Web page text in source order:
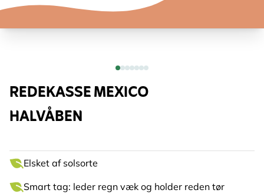
REDEKASSE MEXICO
HALVÅBEN
Elsket af solsorte
Smart tag: leder regn væk og holder reden tør